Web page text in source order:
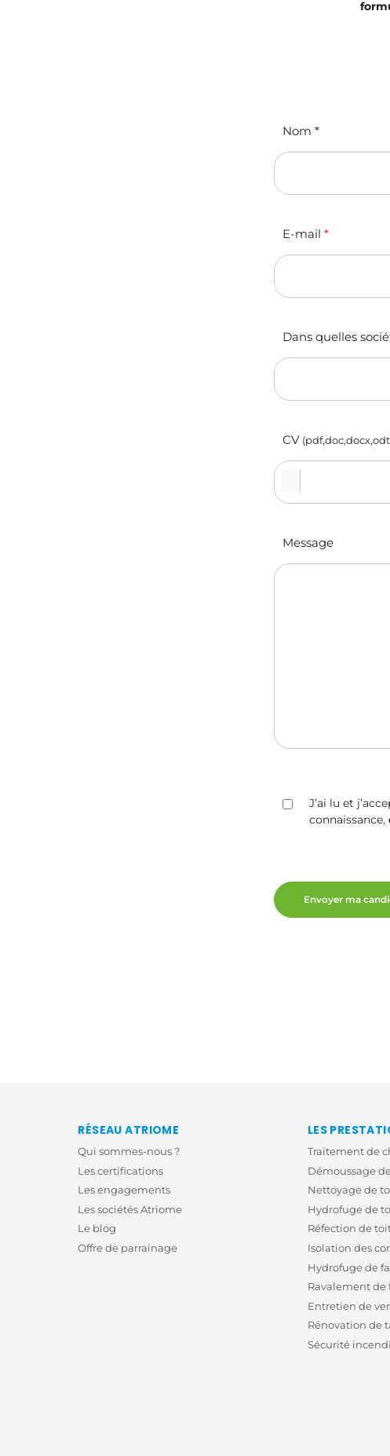
Nom*
E-mail*
Dans quelles
CV
Message
J’ai lu et
connaissance,
Envoyer ma
RÉSEAU ATRIOME
Qui sommes-nous ?
Les certifications
Les engagements
Les sociétés Atriome
Le blog
Offre de parrainage
LES
Traitement de
Démoussage
Nettoyage de
Hydrofuge de
Réfection de
Isolation des
Hydrofuge de
Ravalement de
Entretien de
Rénovation de
Sécurité